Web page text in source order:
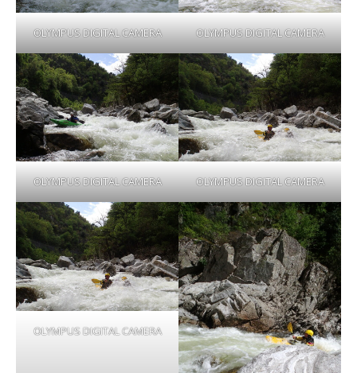
OLYMPUS DIGITAL CAMERA OLYMPUS DIGITAL CAMERA
OLYMPUS DIGITAL CAMERA OLYMPUS DIGITAL CAMERA
OLYMPUS DIGITAL CAMERA